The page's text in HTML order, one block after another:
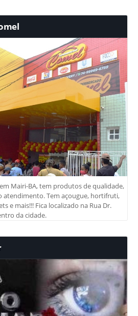
Mairi-BA, tem produtos de qualidade,
atendimento. Tem açougue, hortifruti,
e mais!!! Fica localizado na Rua Dr.
da cidade.